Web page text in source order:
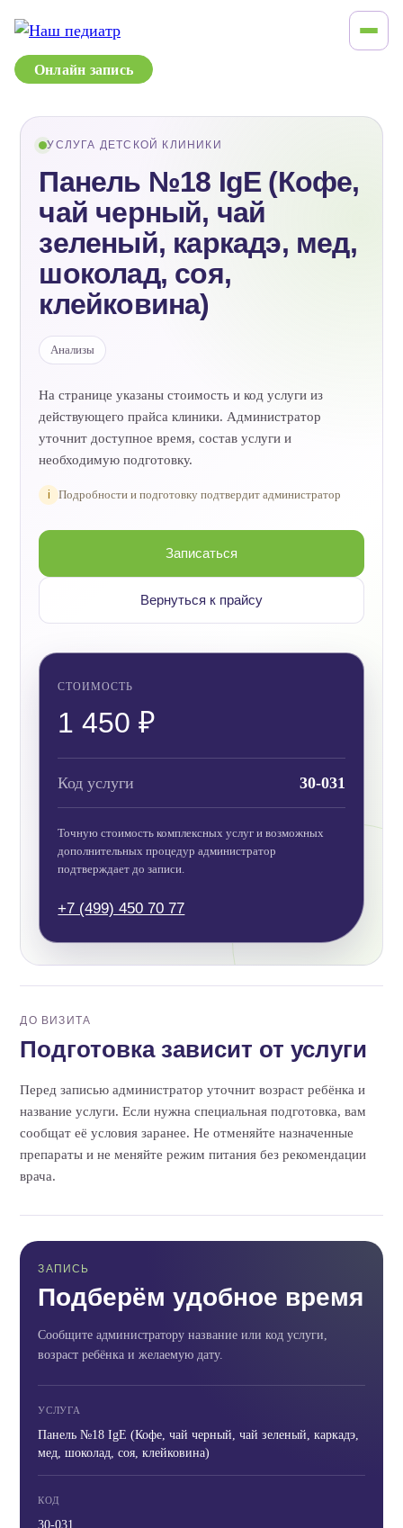
Онлайн запись
УСЛУГА ДЕТСКОЙ КЛИНИКИ
Панель №18 IgE (Кофе,
чай черный, чай
зеленый, каркадэ, мед,
шоколад, соя,
клейковина)
Анализы
На странице указаны стоимость и код услуги из
действующего прайса клиники. Администратор
уточнит доступное время, состав услуги и
необходимую подготовку.
i Подробности и подготовку подтвердит администратор
Записаться
Вернуться к прайсу
СТОИМОСТЬ
1 450 ₽
Код услуги 30-031
Точную стоимость комплексных услуг и возможных
дополнительных процедур администратор
подтверждает до записи.
+7 (499) 450 70 77
ДО ВИЗИТА
Подготовка зависит от услуги
Перед записью администратор уточнит возраст ребёнка и
название услуги. Если нужна специальная подготовка, вам
сообщат её условия заранее. Не отменяйте назначенные
препараты и не меняйте режим питания без рекомендации
врача.
ЗАПИСЬ
Подберём удобное время
Сообщите администратору название или код услуги,
возраст ребёнка и желаемую дату.
УСЛУГА
Панель №18 IgE (Кофе, чай черный, чай зеленый, каркадэ,
мед, шоколад, соя, клейковина)
КОД
30-031